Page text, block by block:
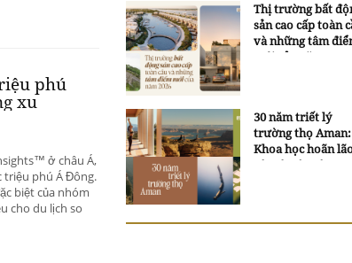
phú
xu
du
ở châu Á,
triệu phú Á Đông.
biệt của nhóm
cho du lịch so
Thị trường bất
sản cao cấp toàn
và những tâm
mới của năm 2026
30 năm triết lý
trường thọ Aman:
Khoa học hoãn
và trí tuệ ngàn xưa